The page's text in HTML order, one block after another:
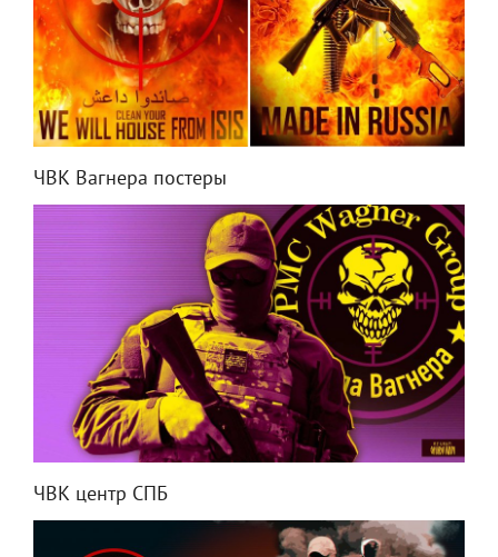
ЧВК Вагнера постеры
ЧВК центр СПБ